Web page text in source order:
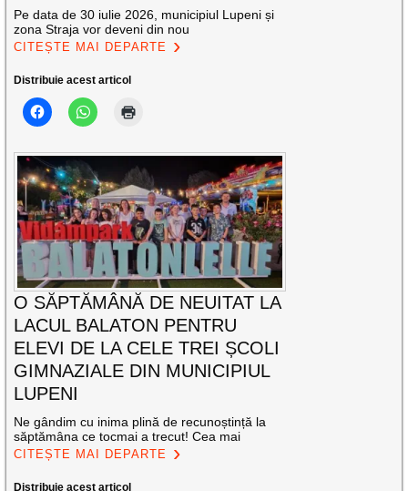
Pe data de 30 iulie 2026, municipiul Lupeni și
zona Straja vor deveni din nou
CITEȘTE MAI DEPARTE
Distribuie acest articol
O SĂPTĂMÂNĂ DE NEUITAT LA
LACUL BALATON PENTRU
ELEVI DE LA CELE TREI ȘCOLI
GIMNAZIALE DIN MUNICIPIUL
LUPENI
Ne gândim cu inima plină de recunoștință la
săptămâna ce tocmai a trecut! Cea mai
CITEȘTE MAI DEPARTE
Distribuie acest articol